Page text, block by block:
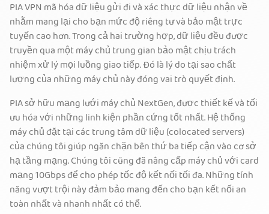
PIA VPN mã hóa dữ liệu gửi đi và xác thực dữ liệu nhận về
nhằm mang lại cho bạn mức độ riêng tư và bảo mật trực
tuyến cao hơn. Trong cả hai trường hợp, dữ liệu đều được
truyền qua một máy chủ trung gian bảo mật chịu trách
nhiệm xử lý mọi luồng giao tiếp. Đó là lý do tại sao chất
lượng của những máy chủ này đóng vai trò quyết định.
PIA sở hữu mạng lưới máy chủ NextGen, được thiết kế và tối
ưu hóa với những linh kiện phần cứng tốt nhất. Hệ thống
máy chủ đặt tại các trung tâm dữ liệu (colocated servers)
của chúng tôi giúp ngăn chặn bên thứ ba tiếp cận vào cơ sở
hạ tầng mạng. Chúng tôi cũng đã nâng cấp máy chủ với card
mạng 10Gbps để cho phép tốc độ kết nối tối đa. Những tính
năng vượt trội này đảm bảo mang đến cho bạn kết nối an
toàn nhất và nhanh nhất có thể.